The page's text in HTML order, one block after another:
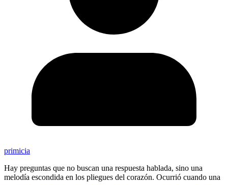
primicia
Hay preguntas que no buscan una respuesta hablada, sino una
melodía escondida en los pliegues del corazón. Ocurrió cuando una